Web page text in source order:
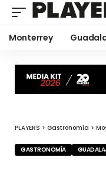
Monterrey
PLAYERS > Gastronomía >
GASTRONOMÍA